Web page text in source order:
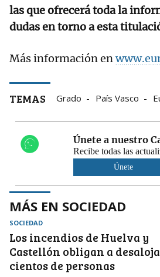
las que ofrecerá toda la
dudas en torno a esta
Más información en
TEMAS Grado País Vasco
Únete a nuestro
Recibe todas las
Únete
MÁS EN SOCIEDAD
SOCIEDAD
Los incendios de Huelva y
Castellón obligan a
cientos de personas